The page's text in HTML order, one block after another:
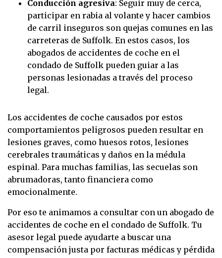
Conducción agresiva: Seguir muy de cerca,
participar en rabia al volante y hacer cambios
de carril inseguros son quejas comunes en las
carreteras de Suffolk. En estos casos, los
abogados de accidentes de coche en el
condado de Suffolk pueden guiar a las
personas lesionadas a través del proceso
legal.
Los accidentes de coche causados por estos
comportamientos peligrosos pueden resultar en
lesiones graves, como huesos rotos, lesiones
cerebrales traumáticas y daños en la médula
espinal. Para muchas familias, las secuelas son
abrumadoras, tanto financiera como
emocionalmente.
Por eso te animamos a consultar con un abogado de
accidentes de coche en el condado de Suffolk. Tu
asesor legal puede ayudarte a buscar una
compensación justa por facturas médicas y pérdida